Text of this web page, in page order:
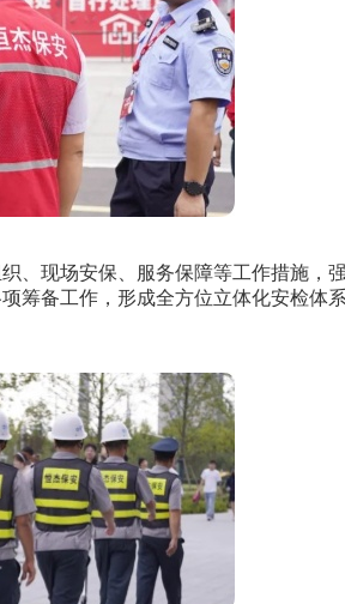
现场安保、服务保障等工作措施，
筹备工作，形成全方位立体化安检体